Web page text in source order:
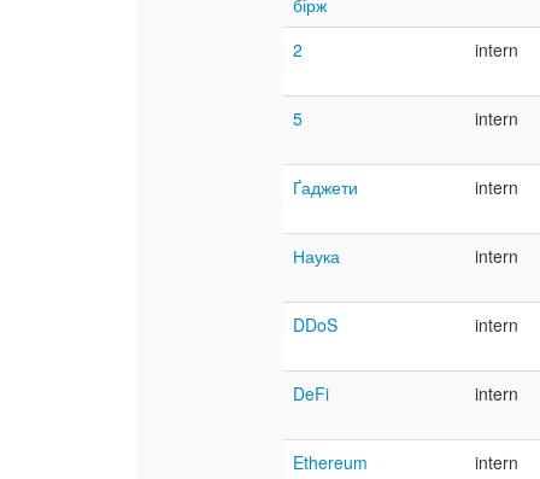
бірж
2 intern
5 intern
Ґаджети intern
Наука intern
DDoS intern
DeFi intern
Ethereum intern